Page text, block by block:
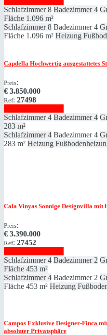
Schlafzimmer 8 Badezimmer 4
Fläche 1.096 m²
Schlafzimmer 8 Badezimmer 4
Fläche 1.096 m² Heizung
Capdella Hochwertig ausgestattetes
Preis:
€ 3.850.000
Ref: 27498
Schlafzimmer 4 Badezimmer 4
283 m²
Schlafzimmer 4 Badezimmer 4
283 m² Heizung
Cala Vinyas Sonnige Designvilla mit
Preis:
€ 3.390.000
Ref: 27452
Schlafzimmer 4 Badezimmer 2
Fläche 453 m²
Schlafzimmer 4 Badezimmer 2
Fläche 453 m² Heizung
Campos Exklusive Designer-Finca
absoluter Privatsphäre